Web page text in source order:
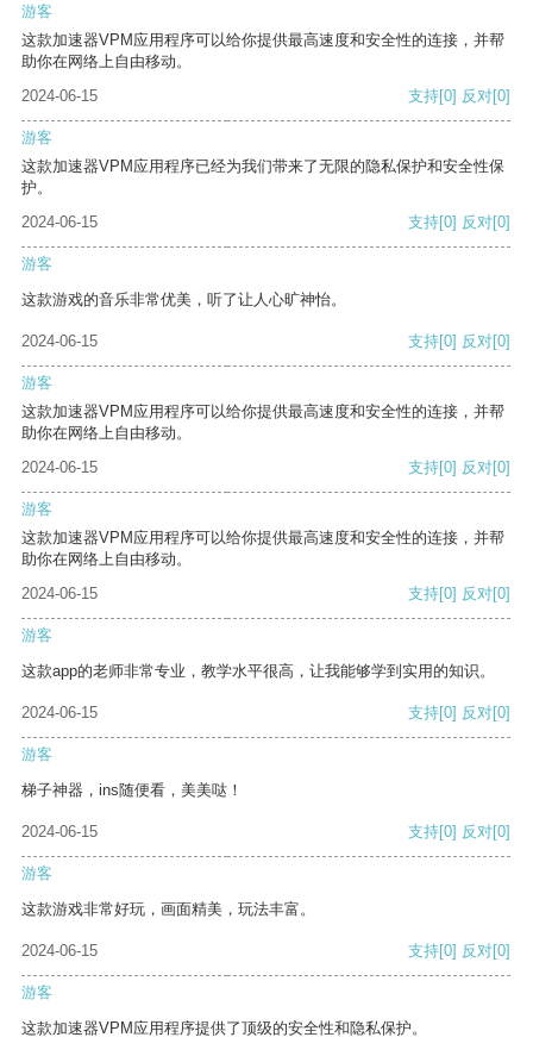
游客
这款加速器VPM应用程序可以给你提供最高速度和安全性的连接，并帮
助你在网络上自由移动。
2024-06-15
支持[0] 反对[0]
游客
这款加速器VPM应用程序已经为我们带来了无限的隐私保护和安全性保
护。
2024-06-15
支持[0] 反对[0]
游客
这款游戏的音乐非常优美，听了让人心旷神怡。
2024-06-15 支持[0] 反对[0]
游客
这款加速器VPM应用程序可以给你提供最高速度和安全性的连接，并帮
助你在网络上自由移动。
2024-06-15
支持[0] 反对[0]
游客
这款加速器VPM应用程序可以给你提供最高速度和安全性的连接，并帮
助你在网络上自由移动。
2024-06-15
支持[0] 反对[0]
游客
这款app的老师非常专业，教学水平很高，让我能够学到实用的知识。
2024-06-15 支持[0] 反对[0]
游客
梯子神器，ins随便看，美美哒！
2024-06-15 支持[0] 反对[0]
游客
这款游戏非常好玩，画面精美，玩法丰富。
2024-06-15 支持[0] 反对[0]
游客
这款加速器VPM应用程序提供了顶级的安全性和隐私保护。